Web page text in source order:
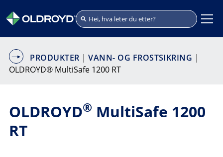
PRODUKTER |VANN- OG FROSTSIKRING |
OLDROYD® MultiSafe 1200 RT
OLDROYD® MultiSafe 1200
RT